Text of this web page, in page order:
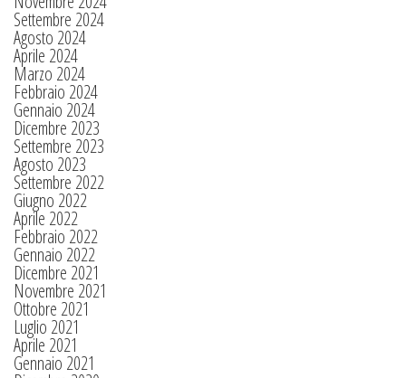
Settembre 2024
Agosto 2024
Aprile 2024
Marzo 2024
Febbraio 2024
Gennaio 2024
Dicembre 2023
Settembre 2023
Agosto 2023
Settembre 2022
Giugno 2022
Aprile 2022
Febbraio 2022
Gennaio 2022
Dicembre 2021
Novembre 2021
Ottobre 2021
Luglio 2021
Aprile 2021
Gennaio 2021